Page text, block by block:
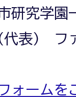
研究学園
代表) フ
ォームを